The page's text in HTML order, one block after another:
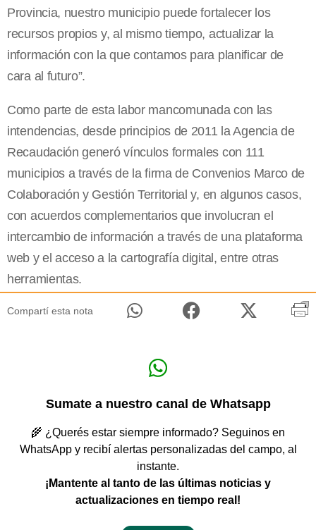
Provincia, nuestro municipio puede fortalecer los
recursos propios y, al mismo tiempo, actualizar la
información con la que contamos para planificar de
cara al futuro”.
Como parte de esta labor mancomunada con las
intendencias, desde principios de 2011 la Agencia de
Recaudación generó vínculos formales con 111
municipios a través de la firma de Convenios Marco de
Colaboración y Gestión Territorial y, en algunos casos,
con acuerdos complementarios que involucran el
intercambio de información a través de una plataforma
web y el acceso a la cartografía digital, entre otras
herramientas.
Compartí esta nota
Sumate a nuestro canal de Whatsapp
🌾 ¿Querés estar siempre informado? Seguinos en
WhatsApp y recibí alertas personalizadas del campo, al
instante.
¡Mantente al tanto de las últimas noticias y
actualizaciones en tiempo real!